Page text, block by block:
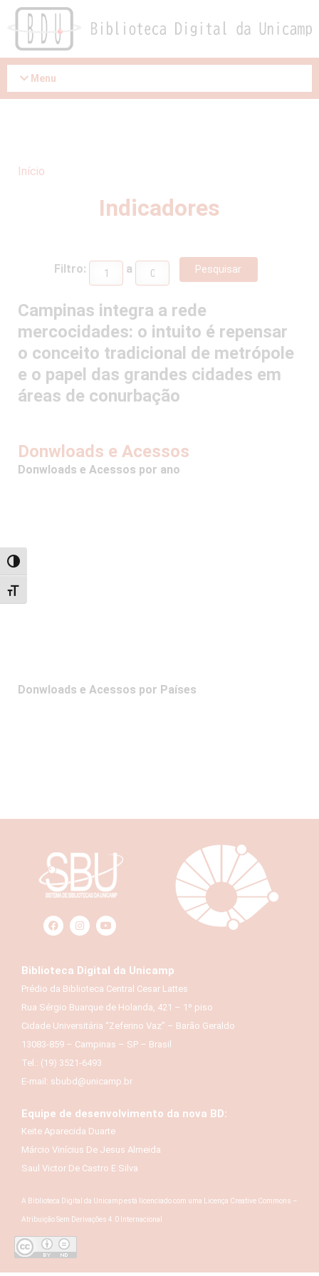
Acessar
conteúdo
Alternar alto contraste
Alternar tamanho da fonte
Menu
Início
Indicadores
Filtro: a
Campinas integra a rede
mercocidades: o intuito é repensar
o conceito tradicional de metrópole
e o papel das grandes cidades em
áreas de conurbação
Donwloads e Acessos
Donwloads e Acessos por ano
Donwloads e Acessos por Países
Biblioteca Digital da Unicamp
Prédio da Biblioteca Central Cesar Lattes
Rua Sérgio Buarque de Holanda, 421 – 1º piso
Cidade Universitária “Zeferino Vaz” – Barão Geraldo
13083-859 – Campinas – SP – Brasil
Tel.: (19) 3521-6493
E-mail: sbubd@unicamp.br
Equipe de desenvolvimento da nova BD:
Keite Aparecida Duarte
Márcio Vinícius De Jesus Almeida
Saul Victor De Castro E Silva
A Biblioteca Digital da Unicamp está licenciado com uma Licença Creative Commons –
Atribuição Sem Derivações 4.0 Internacional